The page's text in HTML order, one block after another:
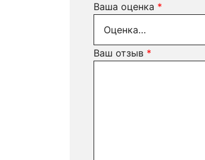
Ваша оценка *
Ваш отзыв *